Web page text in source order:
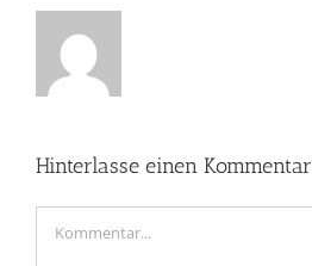
Hinterlasse einen Kommentar